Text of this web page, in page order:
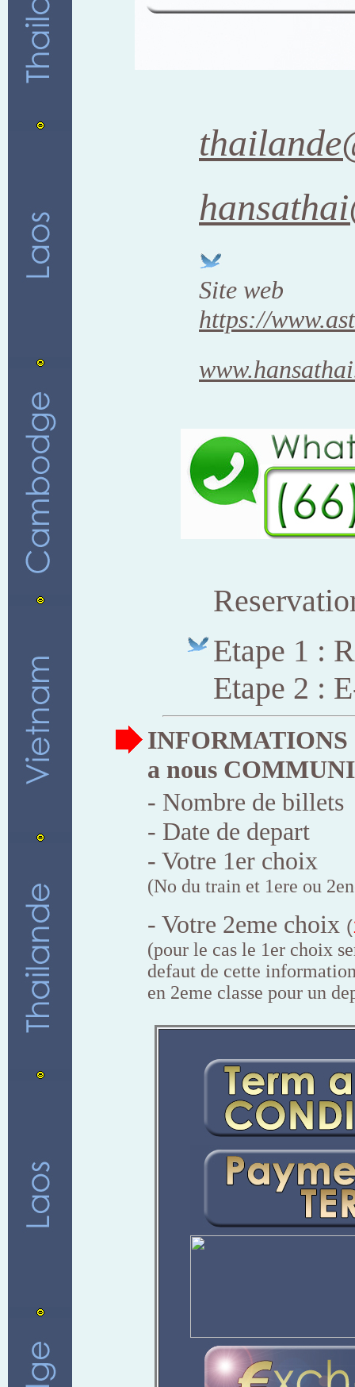
Site web
https://
Etape 1 :
Etape 2 :
INFORMATIONS
a nous
- Nombre de billets
- Date de depart
- Votre 1er choix
(No du train et 1ere ou
- Votre 2eme choix (
(pour le cas le 1er choix
defaut de cette
en 2eme classe pour un